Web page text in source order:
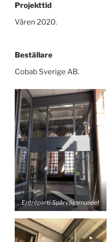
Projekttid
Våren 2020.
Beställare
Cobab Sverige AB.
Entréparti Spårvägsmuseet